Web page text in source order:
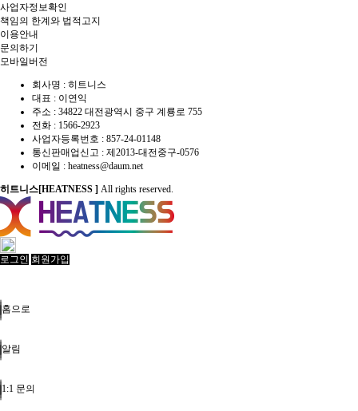
사업자정보확인
책임의 한계와 법적고지
이용안내
문의하기
모바일버전
회사명 : 히트니스
대표 : 이연익
주소 : 34822 대전광역시 중구 계룡로 755
전화 : 1566-2923
사업자등록번호 : 857-24-01148
통신판매업신고 : 제2013-대전중구-0576
이메일 : heatness@daum.net
히트니스[HEATNESS ] All rights reserved.
로그인 회원가입
홈으로
알림
1:1 문의